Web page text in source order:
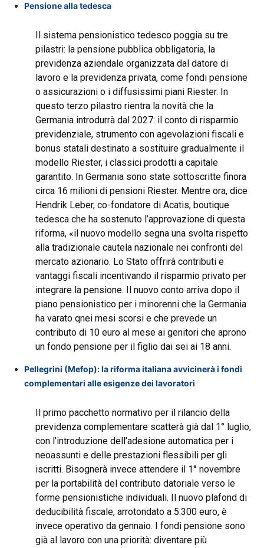
Pensione alla tedesca
Il sistema pensionistico tedesco poggia su tre
pilastri: la pensione pubblica obbligatoria, la
previdenza aziendale organizzata dal datore di
lavoro e la previdenza privata, come fondi pensione
o assicurazioni o i diffusissimi piani Riester. In
questo terzo pilastro rientra la novità che la
Germania introdurrà dal 2027: il conto di risparmio
previdenziale, strumento con agevolazioni fiscali e
bonus statali destinato a sostituire gradualmente il
modello Riester, i classici prodotti a capitale
garantito. In Germania sono state sottoscritte finora
circa 16 milioni di pensioni Riester. Mentre ora, dice
Hendrik Leber, co-fondatore di Acatis, boutique
tedesca che ha sostenuto l’approvazione di questa
riforma, «il nuovo modello segna una svolta rispetto
alla tradizionale cautela nazionale nei confronti del
mercato azionario. Lo Stato offrirà contributi e
vantaggi fiscali incentivando il risparmio privato per
integrare la pensione. Il nuovo conto arriva dopo il
piano pensionistico per i minorenni che la Germania
ha varato qnei mesi scorsi e che prevede un
contributo di 10 euro al mese ai genitori che aprono
un fondo pensione per il figlio dai sei ai 18 anni.
Pellegrini (Mefop): la riforma italiana avvicinerà i fondi
complementari alle esigenze dei lavoratori
Il primo pacchetto normativo per il rilancio della
previdenza complementare scatterà già dal 1° luglio,
con l’introduzione dell’adesione automatica per i
neoassunti e delle prestazioni flessibili per gli
iscritti. Bisognerà invece attendere il 1° novembre
per la portabilità del contributo datoriale verso le
forme pensionistiche individuali. Il nuovo plafond di
deducibilità fiscale, arrotondato a 5.300 euro, è
invece operativo da gennaio. I fondi pensione sono
già al lavoro con una priorità: diventare più